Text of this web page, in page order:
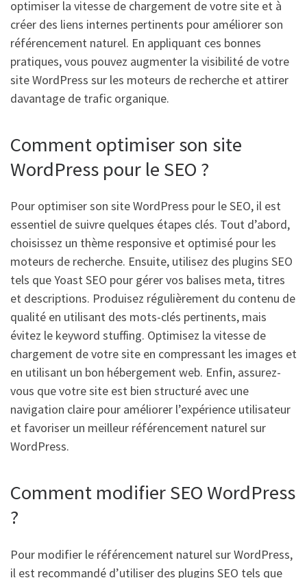
optimiser la vitesse de chargement de votre site et à
créer des liens internes pertinents pour améliorer son
référencement naturel. En appliquant ces bonnes
pratiques, vous pouvez augmenter la visibilité de votre
site WordPress sur les moteurs de recherche et attirer
davantage de trafic organique.
Comment optimiser son site
WordPress pour le SEO ?
Pour optimiser son site WordPress pour le SEO, il est
essentiel de suivre quelques étapes clés. Tout d’abord,
choisissez un thème responsive et optimisé pour les
moteurs de recherche. Ensuite, utilisez des plugins SEO
tels que Yoast SEO pour gérer vos balises meta, titres
et descriptions. Produisez régulièrement du contenu de
qualité en utilisant des mots-clés pertinents, mais
évitez le keyword stuffing. Optimisez la vitesse de
chargement de votre site en compressant les images et
en utilisant un bon hébergement web. Enfin, assurez-
vous que votre site est bien structuré avec une
navigation claire pour améliorer l’expérience utilisateur
et favoriser un meilleur référencement naturel sur
WordPress.
Comment modifier SEO WordPress
?
Pour modifier le référencement naturel sur WordPress,
il est recommandé d’utiliser des plugins SEO tels que